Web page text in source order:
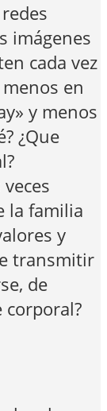
imágenes
cada vez
en
y menos
¿Que
la familia
y
transmitir
de